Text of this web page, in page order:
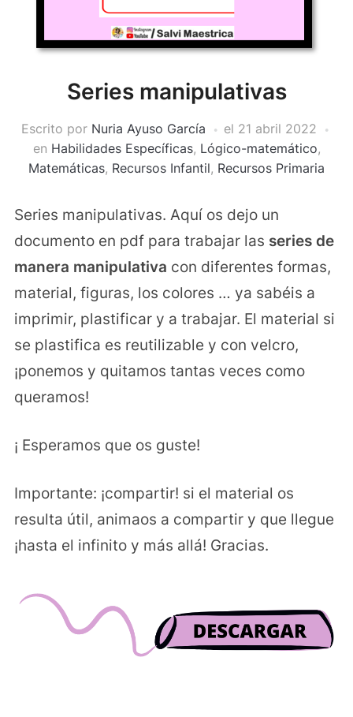
Series manipulativas
Escrito por Nuria Ayuso García el 21 abril 2022
en Habilidades Específicas, Lógico-matemático,
Matemáticas, Recursos Infantil, Recursos Primaria
Series manipulativas. Aquí os dejo un
documento en pdf para trabajar las series de
manera manipulativa con diferentes formas,
material, figuras, los colores … ya sabéis a
imprimir, plastificar y a trabajar. El material si
se plastifica es reutilizable y con velcro,
¡ponemos y quitamos tantas veces como
queramos!
¡ Esperamos que os guste!
Importante: ¡compartir! si el material os
resulta útil, animaos a compartir y que llegue
¡hasta el infinito y más allá! Gracias.